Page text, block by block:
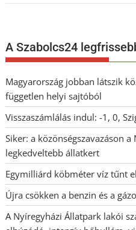
A Szabolcs24
Magyarország jobban látszik
független helyi sajtóból
Visszaszámlálás indul: -1, 0,
Siker: a közönségszavazáson
legkedveltebb állatkert
Egymilliárd köbméter víz tűnt
Újra csökken a benzin és a
A Nyíregyházi Állatpark lakói